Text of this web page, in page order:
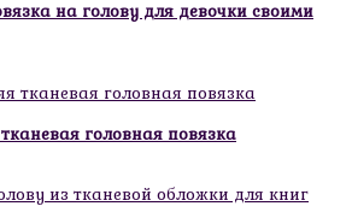
на голову для девочки своими
головная повязка